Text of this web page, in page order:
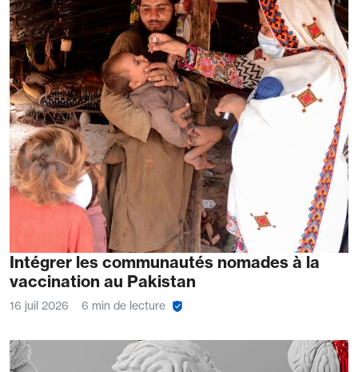
Intégrer les communautés nomades à la
vaccination au Pakistan
16 juil 2026 6 min de lecture